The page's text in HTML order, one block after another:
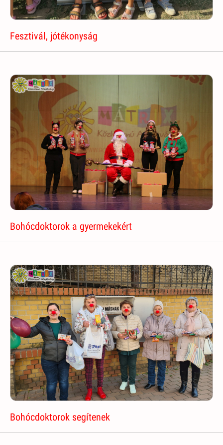
Fesztivál, jótékonyság
Bohócdoktorok a gyermekekért
Bohócdoktorok segítenek